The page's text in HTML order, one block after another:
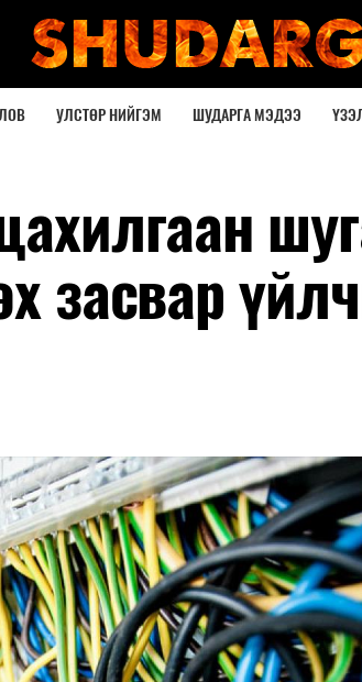
УЛСТӨР НИЙГЭМ ШУДАРГА МЭДЭЭ
засвар